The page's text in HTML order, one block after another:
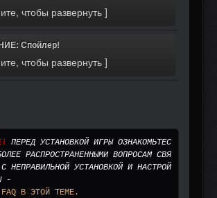
Спойлер!
ПЕРЕД УСТАНОВКОЙ ИГРЫ ОЗНАКОМЬТЕС
РАСПРОСТРАНЕННЫМИ ВОПРОСАМ СВЯ
НЕПРАВИЛЬНОЙ УСТАНОВКОЙ И НАСТРОЙ
-
	FAQ В ЭТОЙ ТЕМЕ.